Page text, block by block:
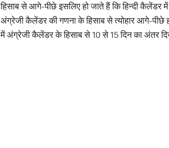
हिसाब से आगे-पीछे इसलिए हो जाते हैं कि हिन्दी कैलेंडर
अंग्रेजी कैलेंडर की गणना के हिसाब से त्योहार आगे-पीछे
में अंग्रेजी कैलेंडर के हिसाब से 10 से 15 दिन का अंतर